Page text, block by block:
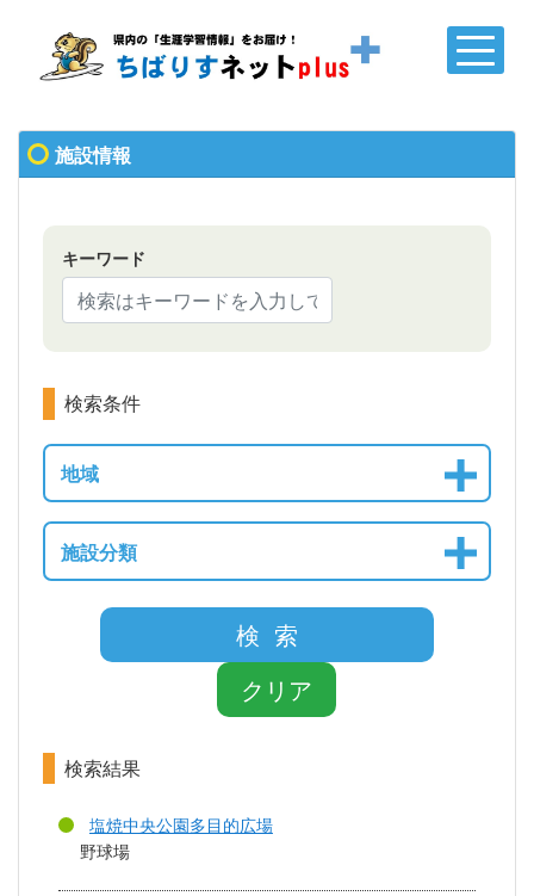
施設情報
キーワード
検索条件
地域
施設分類
検 索
クリア
検索結果
塩焼中央公園多目的広場
野球場